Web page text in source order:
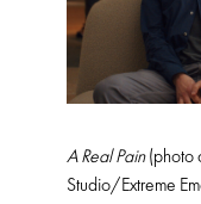
A Real Pain(photo
Studio/Extreme